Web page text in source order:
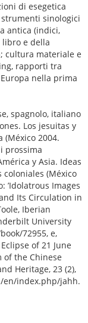
di esegetica
sinologici
antica (indici,
libro e della
cultura materiale e
rapporti tra
nella prima
spagnolo, italiano
Los jesuitas y
2004.
prossima
y Asia. Ideas
(México
’Idolatrous Images
Its Circulation in
Iberian
University
72955, e,
of 21 June
of the Chinese
Heritage, 23 (2),
en/index.php/jahh.